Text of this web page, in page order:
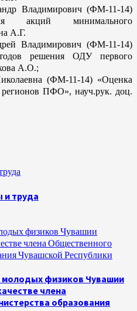
Владимирович (ФМ-11-14)
акций минимального
А.Г.
Владимирович (ФМ-11-14)
решения ОДУ первого
А.О.;
(ФМ-11-14) «Оценка
ПФО», науч.рук. доц.
и труда
физиков Чувашии
члена Общественного
Чувашской Республики
молодых физиков Чувашии
члена
образования